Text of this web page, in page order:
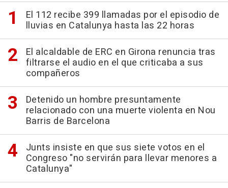
El 112 recibe 399 llamadas por el episodio de
lluvias en Catalunya hasta las 22 horas
El alcaldable de ERC en Girona renuncia tras
filtrarse el audio en el que criticaba a sus
compañeros
Detenido un hombre presuntamente
relacionado con una muerte violenta en Nou
Barris de Barcelona
Junts insiste en que sus siete votos en el
Congreso "no servirán para llevar menores a
Catalunya"